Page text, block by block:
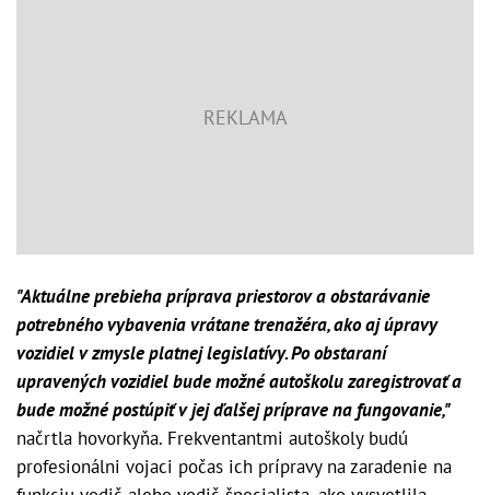
"Aktuálne prebieha príprava priestorov a obstarávanie
potrebného vybavenia vrátane trenažéra, ako aj úpravy
vozidiel v zmysle platnej legislatívy. Po obstaraní
upravených vozidiel bude možné autoškolu zaregistrovať a
bude možné postúpiť v jej ďalšej príprave na fungovanie,"
načrtla hovorkyňa. Frekventantmi autoškoly budú
profesionálni vojaci počas ich prípravy na zaradenie na